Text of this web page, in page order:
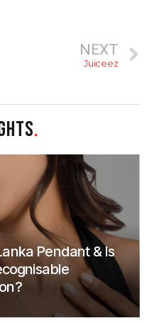
NEXT
Juiceez
.
Pendant & Is